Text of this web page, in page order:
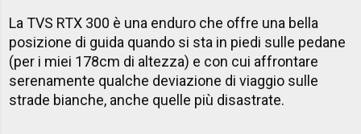
La TVS RTX 300 è una enduro che offre una bella
posizione di guida quando si sta in piedi sulle pedane
(per i miei 178cm di altezza) e con cui affrontare
serenamente qualche deviazione di viaggio sulle
strade bianche, anche quelle più disastrate.